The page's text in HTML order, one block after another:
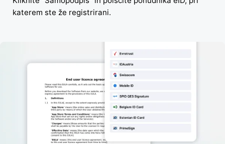
katerem ste že registrirani.